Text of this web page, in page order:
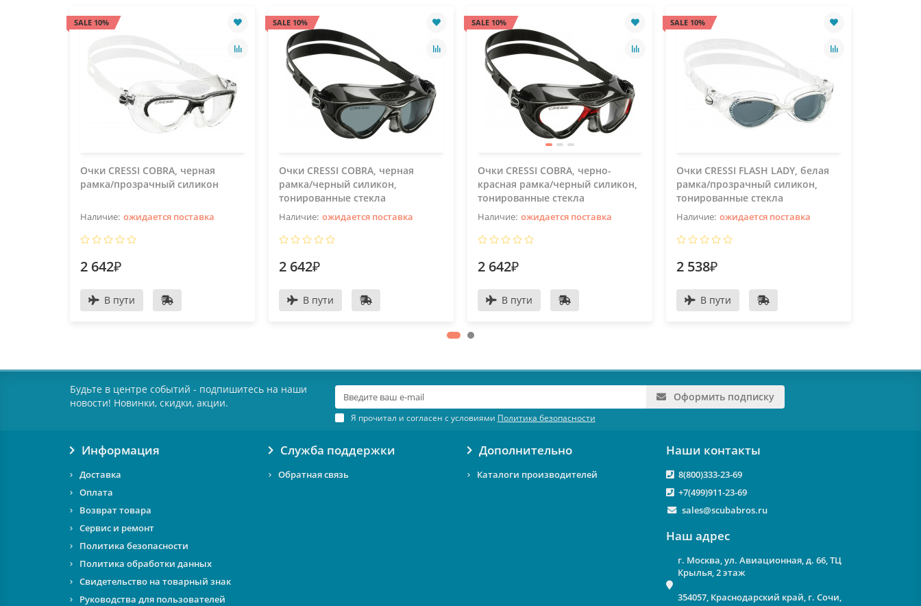
SALE 10%
Очки CRESSI COBRA, черная
рамка/прозрачный силикон
ожидается поставка
2 642₽
В пути
SALE 10%
Очки CRESSI COBRA, черная
рамка/черный силикон,
тонированные стекла
ожидается поставка
2 642₽
В пути
SALE 10%
Очки CRESSI COBRA, черно-
красная рамка/черный силикон,
тонированные стекла
ожидается поставка
2 642₽
В пути
SALE 10%
Очки CRESSI FLASH LADY, белая
рамка/прозрачный силикон,
тонированные стекла
ожидается поставка
2 538₽
В пути
Будьте в центре событий - подпишитесь на наши
новости! Новинки, скидки, акции.
Оформить подписку
Я прочитал и согласен с условиями Политика безопасности
Информация
Доставка
Оплата
Возврат товара
Сервис и ремонт
Политика безопасности
Политика обработки данных
Свидетельство на товарный знак
Руководства для пользователей
Служба поддержки
Обратная связь
Дополнительно
Каталоги производителей
Наши контакты
8(800)333-23-69
+7(499)911-23-69
sales@scubabros.ru
Наш адрес
г. Москва, ул. Авиационная, д. 66, ТЦ
Крылья, 2 этаж
354057, Краснодарский край, г. Сочи,